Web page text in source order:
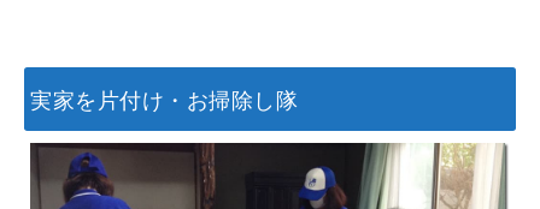
実家を片付け・お掃除し隊